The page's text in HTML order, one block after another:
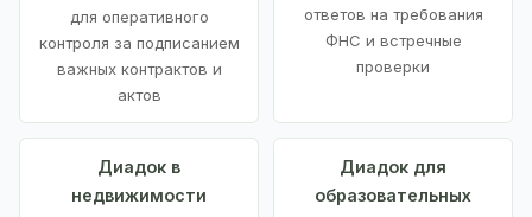
для оперативного
контроля за подписанием
важных контрактов и
актов
ответов на требования
ФНС и встречные
проверки
Диадок в
недвижимости
Диадок для
образовательных